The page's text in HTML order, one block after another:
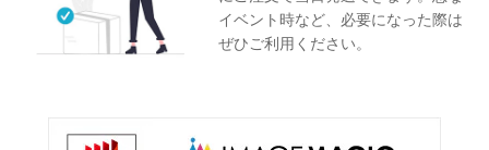
イベント時など、必要になった際は
ぜひご利用ください。